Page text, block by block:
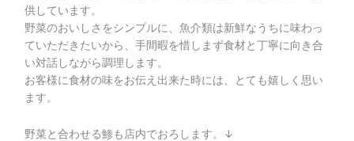
供しています。
野菜のおいしさをシンプルに、魚介類は新鮮なうちに味わっ
ていただきたいから、手間暇を惜しまず食材と丁寧に向き合
い対話しながら調理します。
お客様に食材の味をお伝え出来た時には、とても嬉しく思い
ます。
野菜と合わせる鯵も店内でおろします。↓